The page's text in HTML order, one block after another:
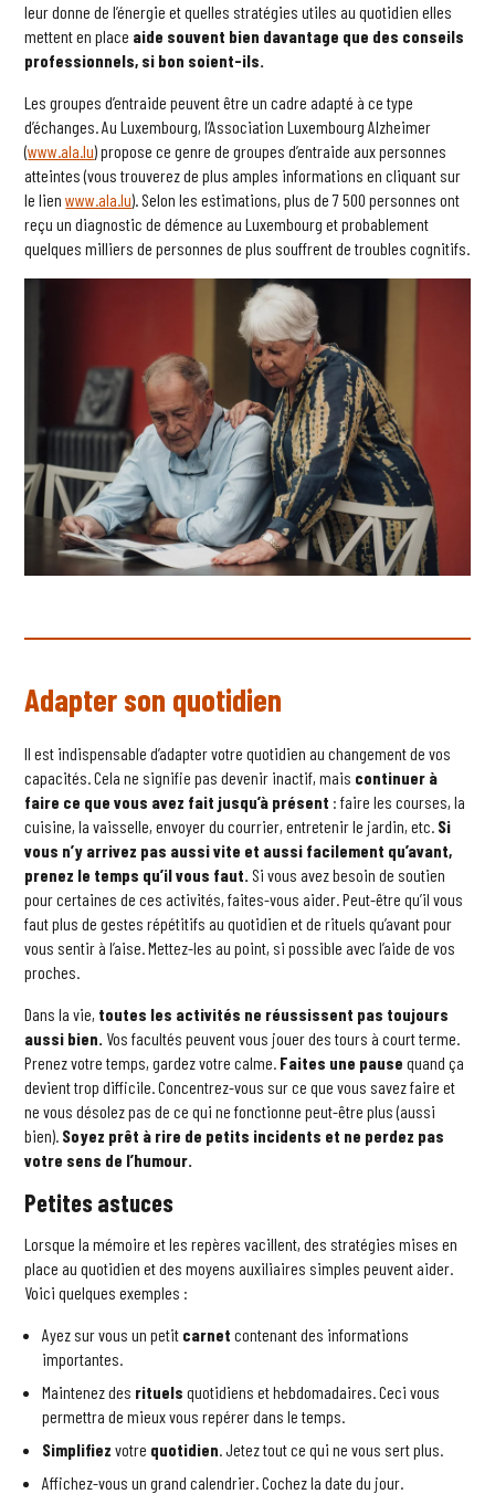
leur donne de l’énergie et quelles stratégies utiles au quotidien elles
mettent en place aide souvent bien davantage que des conseils
professionnels, si bon soient-ils.
Les groupes d’entraide peuvent être un cadre adapté à ce type
d’échanges. Au Luxembourg, l’Association Luxembourg Alzheimer
(www.ala.lu) propose ce genre de groupes d’entraide aux personnes
atteintes (vous trouverez de plus amples informations en cliquant sur
le lienwww.ala.lu). Selon les estimations, plus de 7 500 personnes ont
reçu un diagnostic de démence au Luxembourg et probablement
quelques milliers de personnes de plus souffrent de troubles cognitifs.
Adapter son quotidien
Il est indispensable d’adapter votre quotidien au changement de vos
capacités. Cela ne signifie pas devenir inactif, mais continuer à
faire ce que vous avez fait jusqu’à présent : faire les courses, la
cuisine, la vaisselle, envoyer du courrier, entretenir le jardin, etc. Si
vous n’y arrivez pas aussi vite et aussi facilement qu’avant,
prenez le temps qu’il vous faut. Si vous avez besoin de soutien
pour certaines de ces activités, faites-vous aider. Peut-être qu’il vous
faut plus de gestes répétitifs au quotidien et de rituels qu’avant pour
vous sentir à l’aise. Mettez-les au point, si possible avec l’aide de vos
proches.
Dans la vie, toutes les activités ne réussissent pas toujours
aussi bien. Vos facultés peuvent vous jouer des tours à court terme.
Prenez votre temps, gardez votre calme. Faites une pause quand ça
devient trop difficile. Concentrez-vous sur ce que vous savez faire et
ne vous désolez pas de ce qui ne fonctionne peut-être plus (aussi
bien). Soyez prêt à rire de petits incidents et ne perdez pas
votre sens de l’humour.
Petites astuces
Lorsque la mémoire et les repères vacillent, des stratégies mises en
place au quotidien et des moyens auxiliaires simples peuvent aider.
Voici quelques exemples :
Ayez sur vous un petit carnet contenant des informations
importantes.
Maintenez des rituels quotidiens et hebdomadaires. Ceci vous
permettra de mieux vous repérer dans le temps.
Simplifiez votre quotidien . Jetez tout ce qui ne vous sert plus.
Affichez-vous un grand calendrier. Cochez la date du jour.